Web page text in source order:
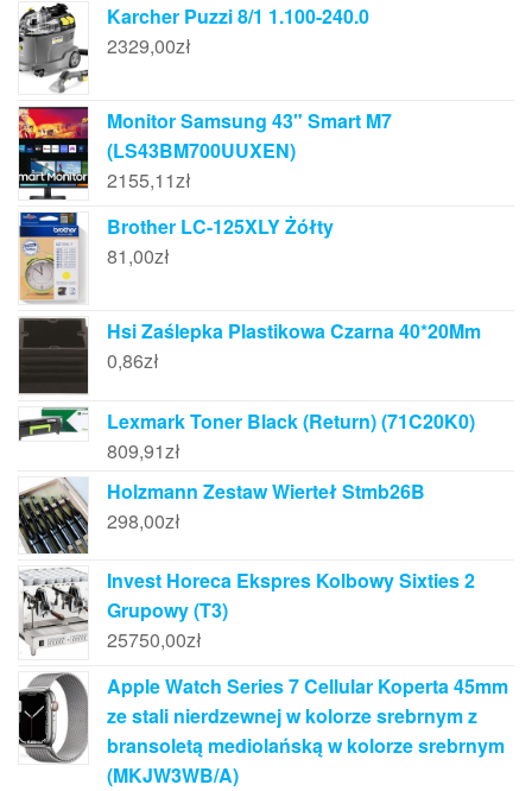
Karcher Puzzi 8/1 1.100-240.0
2329,00zł
Monitor Samsung 43" Smart M7
(LS43BM700UUXEN)
2155,11zł
Brother LC-125XLY Żółty
81,00zł
Hsi Zaślepka Plastikowa Czarna 40*20Mm
0,86zł
Lexmark Toner Black (Return) (71C20K0)
809,91zł
Holzmann Zestaw Wierteł Stmb26B
298,00zł
Invest Horeca Ekspres Kolbowy Sixties 2
Grupowy (T3)
25750,00zł
Apple Watch Series 7 Cellular Koperta 45mm
ze stali nierdzewnej w kolorze srebrnym z
bransoletą mediolańską w kolorze srebrnym
(MKJW3WB/A)